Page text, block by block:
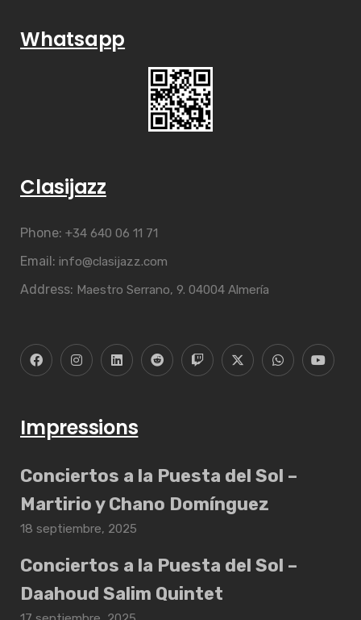
Whatsapp
Clasijazz
Phone: +34 640 06 11 71
Email: info@clasijazz.com
Address: Maestro Serrano, 9. 04004 Almería
Impressions
Conciertos a la Puesta del Sol –
Martirio y Chano Domínguez
18 septiembre, 2025
Conciertos a la Puesta del Sol –
Daahoud Salim Quintet